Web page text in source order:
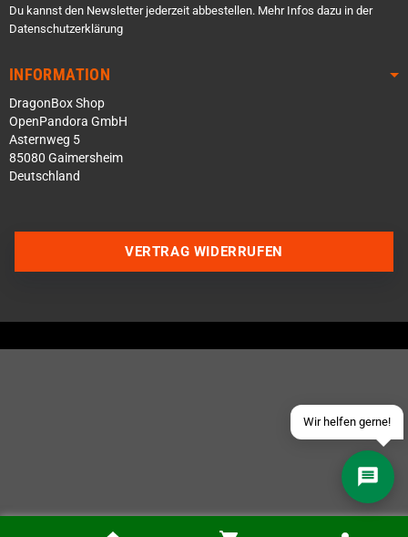
Du kannst den Newsletter jederzeit abbestellen. Mehr Infos dazu in der
Datenschutzerklärung
INFORMATION
DragonBox Shop
OpenPandora GmbH
Asternweg 5
85080 Gaimersheim
Deutschland
Wir helfen gerne!
Über WhatsApp schreiben
Schick uns eine eMail
VERTRAG WIDERRUFEN